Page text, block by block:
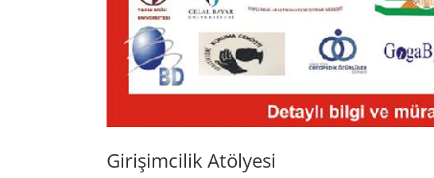
Girişimcilik Atölyesi